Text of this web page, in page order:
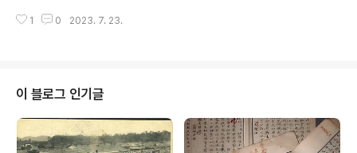
es on the 20th. Photos by Yoo Hyung-jae [Yoo
low_nest #제비 #제비새끼
1 0 2023. 7. 23.
이 블로그 인기글